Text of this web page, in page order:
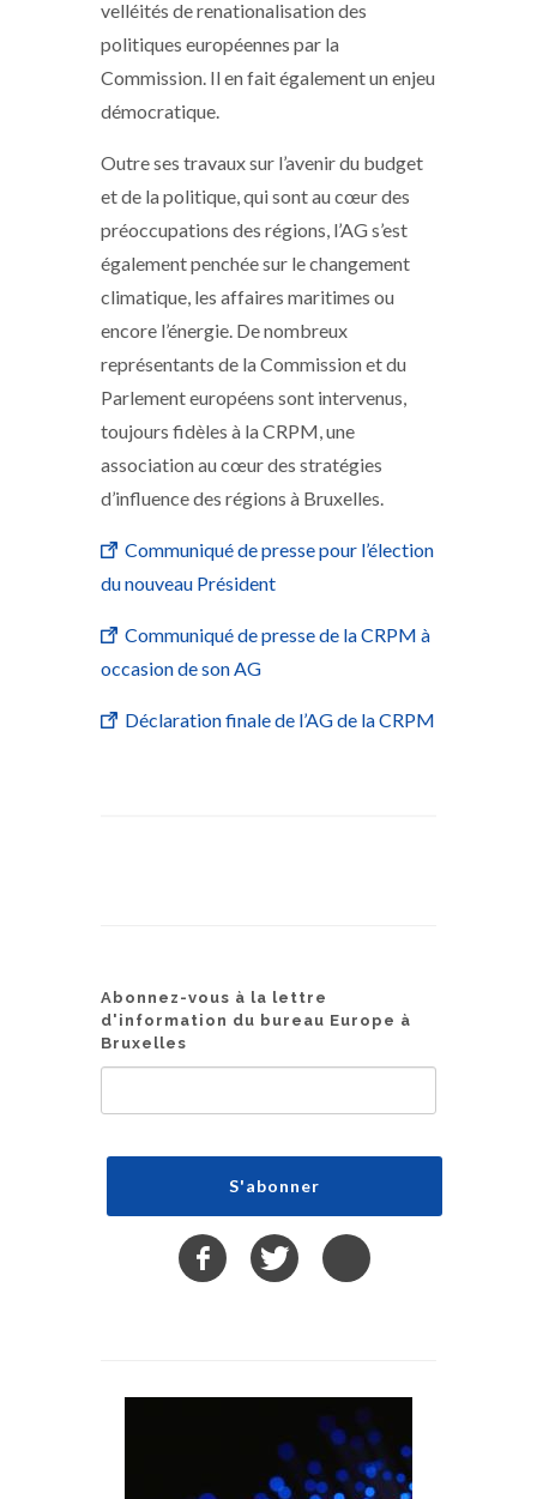
velléités de renationalisation des
politiques européennes par la
Commission. Il en fait également un enjeu
démocratique.
Outre ses travaux sur l’avenir du budget
et de la politique, qui sont au cœur des
préoccupations des régions, l’AG s’est
également penchée sur le changement
climatique, les affaires maritimes ou
encore l’énergie. De nombreux
représentants de la Commission et du
Parlement européens sont intervenus,
toujours fidèles à la CRPM, une
association au cœur des stratégies
d’influence des régions à Bruxelles.
Communiqué de presse pour l’élection
du nouveau Président
Communiqué de presse de la CRPM à
occasion de son AG
Déclaration finale de l’AG de la CRPM
Abonnez-vous à la lettre
d'information du bureau Europe à
Bruxelles